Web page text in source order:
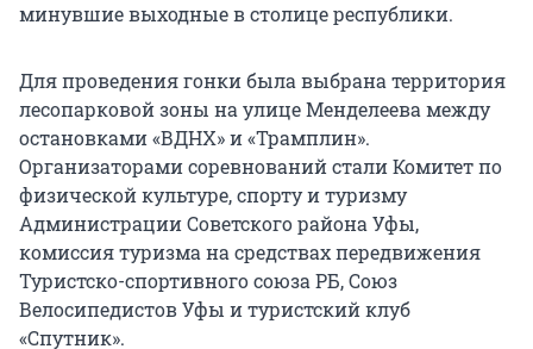
минувшие выходные в столице республики.
Для проведения гонки была выбрана территория
лесопарковой зоны на улице Менделеева между
остановками «ВДНХ» и «Трамплин».
Организаторами соревнований стали Комитет по
физической культуре, спорту и туризму
Администрации Советского района Уфы,
комиссия туризма на средствах передвижения
Туристско-спортивного союза РБ, Союз
Велосипедистов Уфы и туристский клуб
«Спутник».